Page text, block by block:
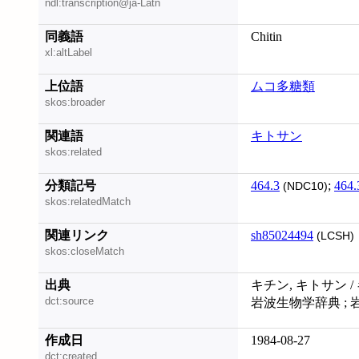
ndl:transcription@ja-Latn
同義語
xl:altLabel
Chitin
上位語
skos:broader
ムコ多糖類
関連語
skos:related
キトサン
分類記号
skos:relatedMatch
464.3 (NDC10);
関連リンク
skos:closeMatch
sh85024494 (LCSH)
出典
dct:source
キチン, キトサン /
岩波生物学辞典 ;
作成日
dct:created
1984-08-27